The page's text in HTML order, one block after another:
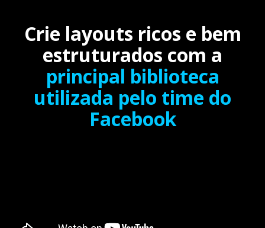
Crie layouts ricos e bem
estruturados com a
principal biblioteca
utilizada pelo time do
Facebook